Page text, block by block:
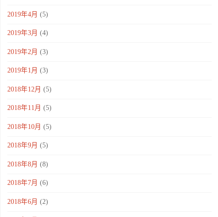
2019年4月 (5)
2019年3月 (4)
2019年2月 (3)
2019年1月 (3)
2018年12月 (5)
2018年11月 (5)
2018年10月 (5)
2018年9月 (5)
2018年8月 (8)
2018年7月 (6)
2018年6月 (2)